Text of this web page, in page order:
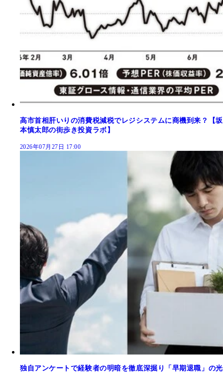
高市首相肝いりの消費税減税でレジシステムに商機到来？【坂
本慎太郎の街歩き投資ラボ】
2026年07月27日 17:00
独自アンケートで経験者の明暗を徹底深掘り「早期退職」の光